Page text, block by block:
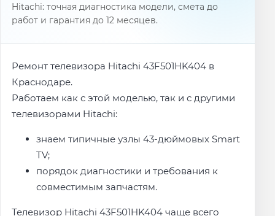
Hitachi: точная диагностика модели, смета до
работ и гарантия до 12 месяцев.
Ремонт телевизора Hitachi 43F501HK404 в
Краснодаре.
Работаем как с этой моделью, так и с другими
телевизорами Hitachi:
знаем типичные узлы 43-дюймовых Smart
TV;
порядок диагностики и требования к
совместимым запчастям.
Телевизор Hitachi 43F501HK404 чаще всего